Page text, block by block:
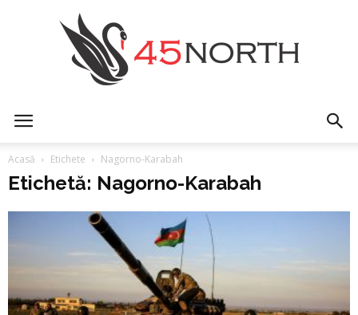
Acasă Etichete Nagorno-Karabah
Etichetă: Nagorno-Karabah